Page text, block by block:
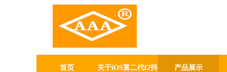
GUANG DONG
首页 关于iOS富二代f2抖音 产品展示